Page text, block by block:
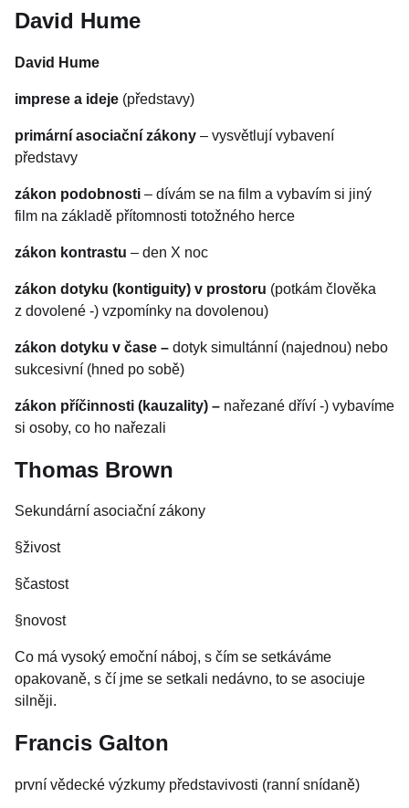
David Hume
David Hume
imprese a ideje (představy)
primární asociační zákony – vysvětlují vybavení
představy
zákon podobnosti – dívám se na film a vybavím si jiný
film na základě přítomnosti totožného herce
zákon kontrastu – den X noc
zákon dotyku (kontiguity) v prostoru (potkám člověka
z dovolené -) vzpomínky na dovolenou)
zákon dotyku v čase – dotyk simultánní (najednou) nebo
sukcesivní (hned po sobě)
zákon příčinnosti (kauzality) – nařezané dříví -) vybavíme
si osoby, co ho nařezali
Thomas Brown
Sekundární asociační zákony
§živost
§častost
§novost
Co má vysoký emoční náboj, s čím se setkáváme
opakovaně, s čí jme se setkali nedávno, to se asociuje
silněji.
Francis Galton
první vědecké výzkumy představivosti (ranní snídaně)